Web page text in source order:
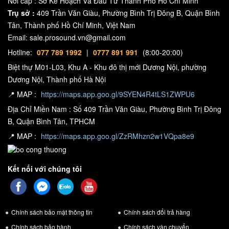
Cung cấp 2 x 1200W ở 4ohms,IPD 2400 đóng gói công suất và
hiệu suất đáng tin cậy vào 1U. Trung tâm của nền tảng IPD là động
cơ DSP thế hệ mới nhất được trang bị tổng cộng 40 EQ tham số đa
độ dốc theo thời gian thực cùng với độ khuếch đại, độ trễ đầu vào
và đầu ra có thể điều chỉnh và cả bộ lọc thông cao và thông thấp
có thể điều chỉnh với bất kỳ tần số nào.
- Vang số Vinal X5
Thiết kế đơn giản với kiểu dáng hình hộp chữ nhật, các góc cạnh
vuông vắn, kích thước nhỏ gọn nên Vang số X5 không chiếm quá
nhiều diện tích khi được bố trí trong gian phòng.
Vang số Vinal X5 được trang bị màn hình LCD hiển thị đầy đủ các
thông số Music, Echo, Reverb,… ở mặt trước, bên cạnh đó là các
núm vặn, phím điều chỉnh và cổng mic có chú thích chi tiết giúp
Trụ sở : 409 Trần Văn Giàu, Phường Bình Trị Đông B, Quận Bình
Tân, Thành phố Hồ Chí Minh, Việt Nam
Email: sale.prosound.vn@gmail.com
Hotline: 077 789 1992 | 0777 891 991 (8:00-20:00)
Biệt thự M01-L03, Khu A - Khu đô thị mới Dương Nội, phường
Dương Nội, Thành phố Hà Nội
📍 MAP : https://maps.app.goo.gl/9SYEN4R4tLS1ZWPU6
Địa Chỉ Miền Nam : Số 409 Trần Văn Giàu, Phường Bình Trị Đông
B, Quận Bình Tân, TPHCM
📍 MAP : https://maps.app.goo.gl/ZzRMhzn2w1VQpa8e9
Kết nối với chúng tôi
Chính sách bảo mật thông tin
Chính sách đổi trả hàng
Chính sách bảo hành
Chính sách vận chuyển